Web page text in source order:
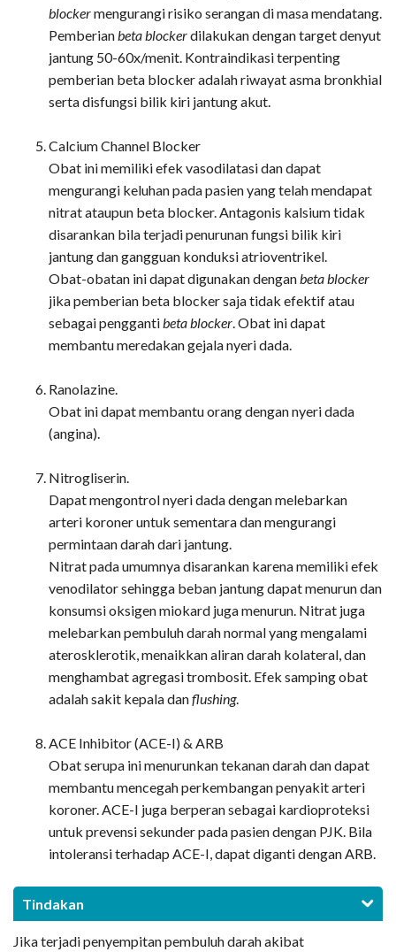
blockermengurangi risiko serangan di masa mendatang.
Pemberianbeta blockerdilakukan dengan target denyut
jantung 50-60x/menit. Kontraindikasi terpenting
pemberian beta blocker adalah riwayat asma bronkhial
serta disfungsi bilik kiri jantung akut.
Calcium Channel Blocker
Obat ini memiliki efek vasodilatasi dan dapat
mengurangi keluhan pada pasien yang telah mendapat
nitrat ataupun beta blocker. Antagonis kalsium tidak
disarankan bila terjadi penurunan fungsi bilik kiri
jantung dan gangguan konduksi atrioventrikel.
Obat-obatan ini dapat digunakan denganbeta blocker
jika pemberian beta blocker saja tidak efektif atau
sebagai penggantibeta blocker. Obat ini dapat
membantu meredakan gejala nyeri dada.
Ranolazine.
Obat ini dapat membantu orang dengan nyeri dada
(angina).
Nitrogliserin.
Dapat mengontrol nyeri dada dengan melebarkan
arteri koroner untuk sementara dan mengurangi
permintaan darah dari jantung.
Nitrat pada umumnya disarankan karena memiliki efek
venodilator sehingga beban jantung dapat menurun dan
konsumsi oksigen miokard juga menurun. Nitrat juga
melebarkan pembuluh darah normal yang mengalami
aterosklerotik, menaikkan aliran darah kolateral, dan
menghambat agregasi trombosit. Efek samping obat
adalah sakit kepala danflushing.
ACE Inhibitor (ACE-I) & ARB
Obat serupa ini menurunkan tekanan darah dan dapat
membantu mencegah perkembangan penyakit arteri
koroner. ACE-I juga berperan sebagai kardioproteksi
untuk prevensi sekunder pada pasien dengan PJK. Bila
intoleransi terhadap ACE-I, dapat diganti dengan ARB.
Tindakan
Jika terjadi penyempitan pembuluh darah akibat